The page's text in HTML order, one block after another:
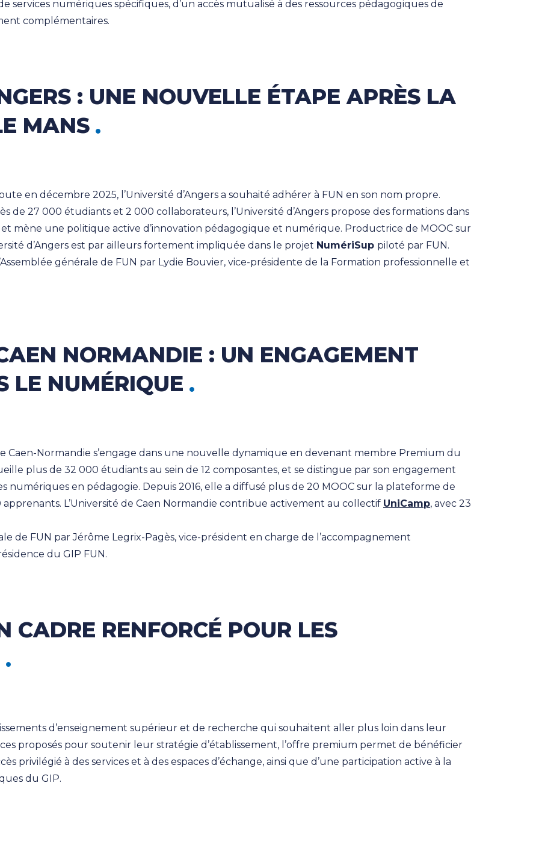
services numériques spécifiques, d’un accès mutualisé à des ressources pédagogiques de
complémentaires.
: UNE NOUVELLE ÉTAPE APRÈS LA
MANS
en décembre 2025, l’Université d’Angers a souhaité adhérer à FUN en son nom propre.
de 27 000 étudiants et 2 000 collaborateurs, l’Université d’Angers propose des formations dans
mène une politique active d’innovation pédagogique et numérique. Productrice de MOOC sur
d’Angers est par ailleurs fortement impliquée dans le projet NumériSup piloté par FUN.
générale de FUN par Lydie Bouvier, vice-présidente de la Formation professionnelle et
NORMANDIE : UN ENGAGEMENT
LE NUMÉRIQUE
Caen-Normandie s’engage dans une nouvelle dynamique en devenant membre Premium du
plus de 32 000 étudiants au sein de 12 composantes, et se distingue par son engagement
numériques en pédagogie. Depuis 2016, elle a diffusé plus de 20 MOOC sur la plateforme de
L’Université de Caen Normandie contribue activement au collectif UniCamp, avec 23
de FUN par Jérôme Legrix-Pagès, vice-président en charge de l’accompagnement
du GIP FUN.
CADRE RENFORCÉ POUR LES
d’enseignement supérieur et de recherche qui souhaitent aller plus loin dans leur
proposés pour soutenir leur stratégie d’établissement, l’offre premium permet de bénéficier
privilégié à des services et à des espaces d’échange, ainsi que d’une participation active à la
du GIP.